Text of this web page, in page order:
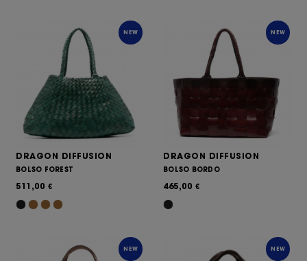
NEW
DRAGON DIFFUSION
BOLSO FOREST
511,00 €
NEW
DRAGON DIFFUSION
BOLSO BORDO
465,00 €
NEW NEW